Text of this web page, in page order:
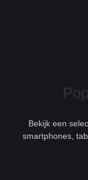
Bekijk een
smartphones,